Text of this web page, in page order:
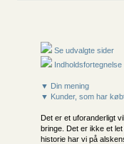
Se udvalgte sider
Indholdsfortegnelse
▼ Din mening
▼ Kunder, som har
Det er et uforanderligt
bringe. Det er ikke et
historie har vi på